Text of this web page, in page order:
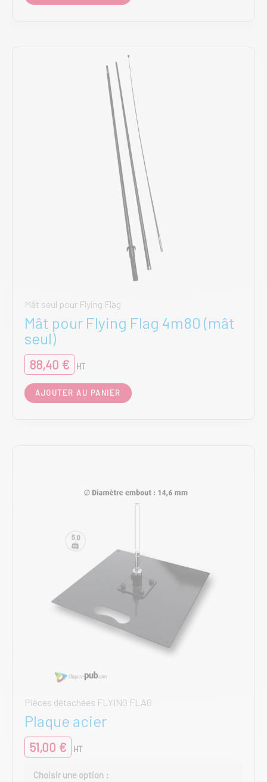
Mât seul pour Flying Flag
Mât pour Flying Flag 4m80 (mât
seul)
88,40 € HT
AJOUTER AU PANIER
Pièces détachées FLYING FLAG
Plaque acier
51,00 € HT